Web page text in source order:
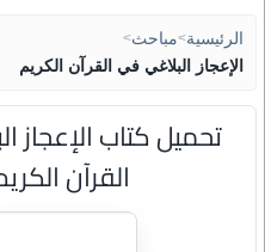
الرئيسية>مباحث>
الإعجاز البلاغي في القرآن الكريم
تحميل كتاب الإعجاز
القرآن